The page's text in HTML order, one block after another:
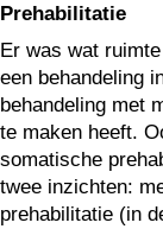
Prehabilitatie
Er was wat
een behandeling
behandeling met
te maken heeft.
somatische
twee inzichten:
prehabilitatie (in